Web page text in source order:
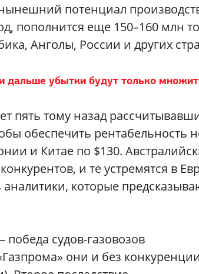
потенциал
пополнится еще 150–160 млн
Анголы, России и других
дальше убытки будут только
пять тому назад
обеспечить рентабельность
и Китае по $130.
и те устремятся в
аналитики, которые
судов-газовозов
они и без конкуренции